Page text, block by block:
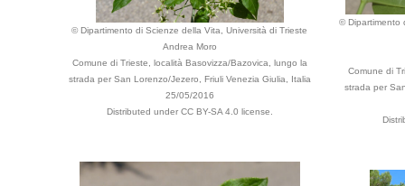
© Dipartimento di Scienze della Vita, Università di Trieste
Andrea Moro
Comune di Trieste, località Basovizza/Bazovica, lungo la
strada per San Lorenzo/Jezero, Friuli Venezia Giulia, Italia
25/05/2016
Distributed under CC BY-SA 4.0 license.
© Dipartimento
Comune di
strada per